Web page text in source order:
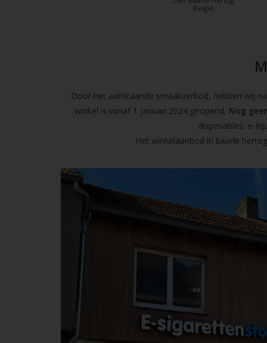
België
Door het aanstaande smaakverbod, hebben wij
winkel is vanaf 1 januari 2024 geopend, Nog
disposables, e-
Het winkelaanbod in baarle